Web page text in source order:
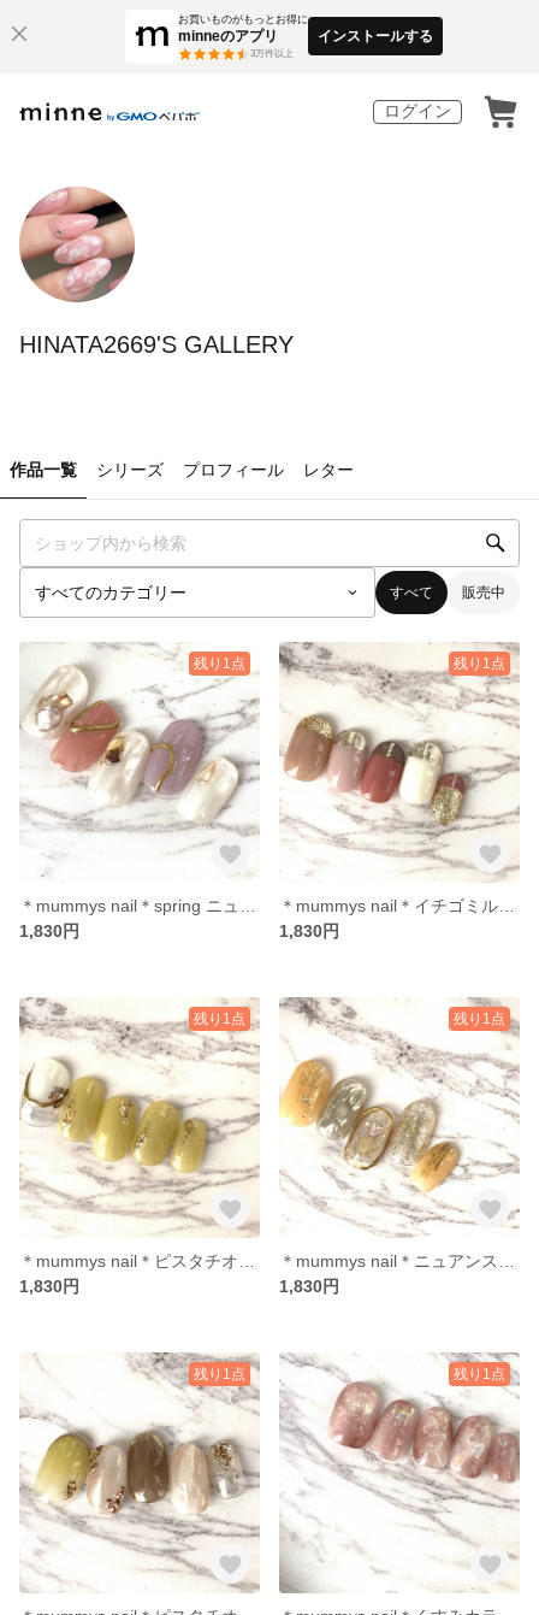
お買いものがもっとお得に
minneのアプリ
3万件以上
インストールする
ログイン
HINATA2669'S GALLERY
作品一覧 シリーズ プロフィール レター
すべて 販売中
残り1点
1,830円
残り1点
1,830円
残り1点
1,830円
残り1点
1,830円
残り1点 残り1点